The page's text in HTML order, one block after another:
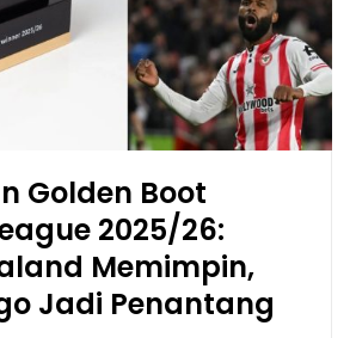
Golden Boot
2025/26:
Memimpin,
Jadi Penantang